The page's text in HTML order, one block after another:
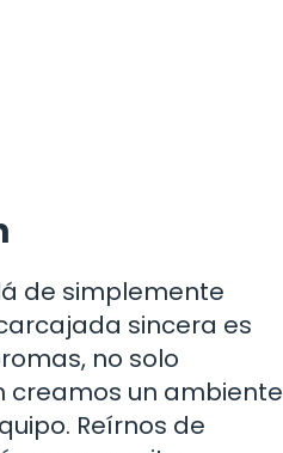
de simplemente
sincera es
no solo
creamos un ambiente
Reírnos de